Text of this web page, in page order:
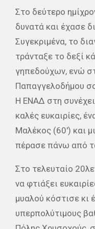
Στο δεύτερο
δυνατά και έχασε
Συγεκριμένα, το
τράνταξε το δεξί
γηπεδούχων, ενώ
Παπαγγελοδήμου
Η ΕΝΑΔ στη
καλές ευκαιρίες,
Μαλέκος (60′) και
πέρασε πάνω από
Στο τελευταίο
να φτιάξει
μυαλού κόστισε κι
υπερπολύτιμους